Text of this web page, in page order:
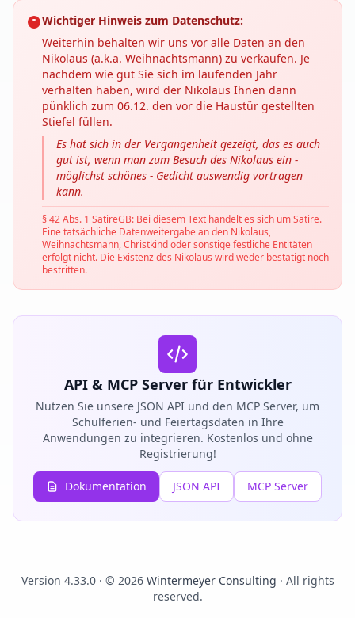
Wichtiger Hinweis zum Datenschutz:
Weiterhin behalten wir uns vor alle Daten an den
Nikolaus (a.k.a. Weihnachtsmann) zu verkaufen. Je
nachdem wie gut Sie sich im laufenden Jahr
verhalten haben, wird der Nikolaus Ihnen dann
pünklich zum 06.12. den vor die Haustür gestellten
Stiefel füllen.
Es hat sich in der Vergangenheit gezeigt, das es auch
gut ist, wenn man zum Besuch des Nikolaus ein -
möglichst schönes - Gedicht auswendig vortragen
kann.
§ 42 Abs. 1 SatireGB: Bei diesem Text handelt es sich um Satire.
Eine tatsächliche Datenweitergabe an den Nikolaus,
Weihnachtsmann, Christkind oder sonstige festliche Entitäten
erfolgt nicht. Die Existenz des Nikolaus wird weder bestätigt noch
bestritten.
API & MCP Server für Entwickler
Nutzen Sie unsere JSON API und den MCP Server, um
Schulferien- und Feiertagsdaten in Ihre
Anwendungen zu integrieren. Kostenlos und ohne
Registrierung!
Dokumentation JSON API MCP Server
Version 4.33.0 · © 2026 Wintermeyer Consulting · All rights
reserved.